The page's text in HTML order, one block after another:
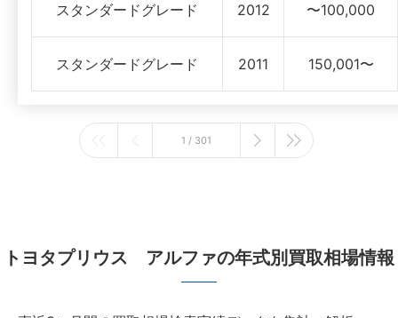
スタンダードグレード 2012 〜100,000
スタンダードグレード 2011 150,001〜
1 / 301
トヨタプリウス アルファの年式別買取相場情報